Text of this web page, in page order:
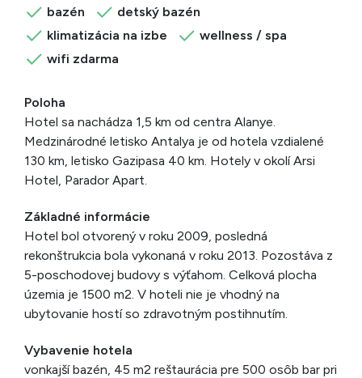
bazén
detský bazén
klimatizácia na izbe
wellness / spa
wifi zdarma
Poloha
Hotel sa nachádza 1,5 km od centra Alanye.
Medzinárodné letisko Antalya je od hotela vzdialené
130 km, letisko Gazipasa 40 km. Hotely v okolí Arsi
Hotel, Parador Apart.
Základné informácie
Hotel bol otvorený v roku 2009, posledná
rekonštrukcia bola vykonaná v roku 2013. Pozostáva z
5-poschodovej budovy s výťahom. Celková plocha
územia je 1500 m2. V hoteli nie je vhodný na
ubytovanie hostí so zdravotným postihnutím.
Vybavenie hotela
vonkajší bazén, 45 m2 reštaurácia pre 500 osôb bar pri